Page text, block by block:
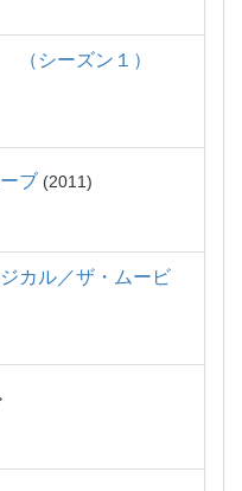
（シーズン１）
ブ 2011
カル／ザ・ムービ